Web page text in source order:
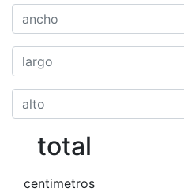
total
centimetros